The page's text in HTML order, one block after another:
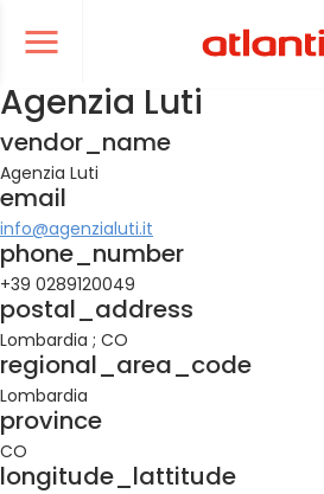
Ouvrir le menu de navigation
le menu de navigation
Agenzia Luti
vendor_name
Agenzia Luti
email
info@agenzialuti.it
phone_number
+39 0289120049
postal_address
Lombardia ; CO
regional_area_code
Lombardia
province
CO
longitude_lattitude